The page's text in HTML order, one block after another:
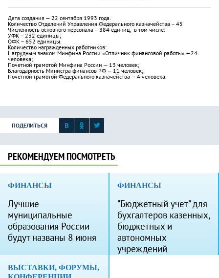
Дата создания — 22 сентября 1993 года.
Количество Отделений Управления Федерального казначейства – 45
Численность основного персонала – 884 единиц, в том числе:
УФК – 232 единицы;
ОФК – 652 единицы.
Количество награжденных работников:
Нагрудным знаком Минфина России «Отличник финансовой работы» —24
человека;
Почетной грамотой Минфина России — 13 человек;
Благодарность Министра финансов РФ — 11 человек;
Почетной грамотой Федерального казначейства — 4 человека.
ПОДЕЛИТЬСЯ
РЕКОМЕНДУЕМ ПОСМОТРЕТЬ
ФИНАНСЫ
Лучшие
муниципальные
образования России
будут названы 8 июня
ФИНАНСЫ
"Бюджетный учет" для
бухгалтеров казенных,
бюджетных и
автономных
учреждений
ВЫСТАВКИ, ФОРУМЫ,